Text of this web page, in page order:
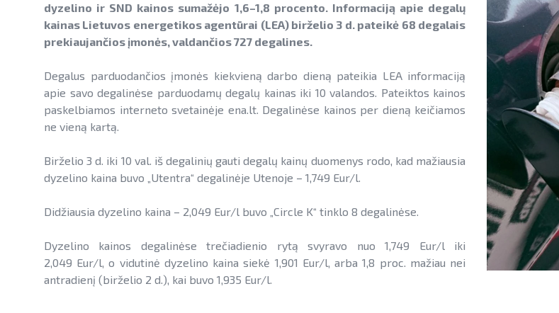
dyzelino ir SND kainos sumažėjo 1,6–1,8 procento. Informaciją apie degalų
kainas Lietuvos energetikos agentūrai (LEA) birželio 3 d. pateikė 68 degalais
prekiaujančios įmonės, valdančios 727 degalines.
Degalus parduodančios įmonės kiekvieną darbo dieną pateikia LEA informaciją
apie savo degalinėse parduodamų degalų kainas iki 10 valandos. Pateiktos kainos
paskelbiamos interneto svetainėje ena.lt. Degalinėse kainos per dieną keičiamos
ne vieną kartą.
Birželio 3 d. iki 10 val. iš degalinių gauti degalų kainų duomenys rodo, kad mažiausia
dyzelino kaina buvo „Utentra“ degalinėje Utenoje – 1,749 Eur/l.
Didžiausia dyzelino kaina – 2,049 Eur/l buvo „Circle K“ tinklo 8 degalinėse.
Dyzelino kainos degalinėse trečiadienio rytą svyravo nuo 1,749 Eur/l iki
2,049 Eur/l, o vidutinė dyzelino kaina siekė 1,901 Eur/l, arba 1,8 proc. mažiau nei
antradienį (birželio 2 d.), kai buvo 1,935 Eur/l.